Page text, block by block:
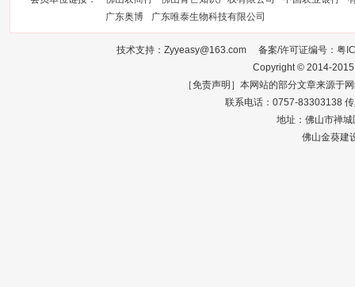
广东奥博
广东唯泰生物科技有限公司
技术支持：Zyyeasy@163.com 备案/许可证编号： 粤
Copyright © 2014-
［免责声明］本网站的部分文章来源于
联系电话：0757-83303138
地址：佛山市禅
佛山金葵建